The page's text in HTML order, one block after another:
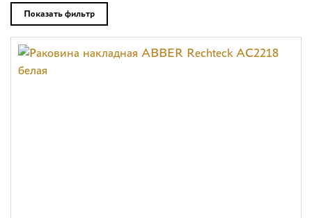
Дизайнерам
Комплекс услуг
Показать фильтр